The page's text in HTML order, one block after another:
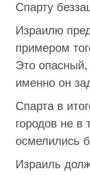
Спарту
Израилю
примером
Это
именно он
Спарта в
городов не в
осмелились
Израиль